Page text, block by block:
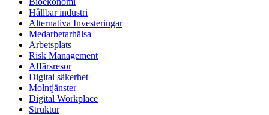
Hållbar industri
Alternativa Investeringar
Medarbetarhälsa
Arbetsplats
Risk Management
Affärsresor
Digital säkerhet
Molntjänster
Digital Workplace
Struktur